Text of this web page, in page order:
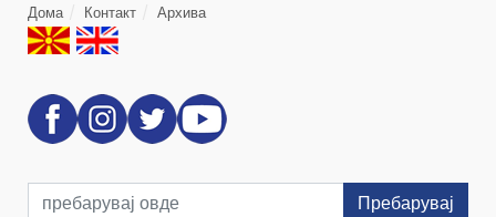
Дома Контакт Архива
Пребарувај